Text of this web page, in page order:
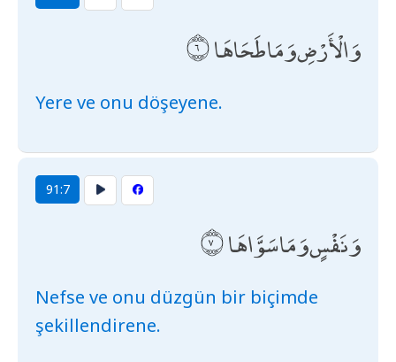
وَالْأَرْضِ وَمَا طَحَاهَا
Yere ve onu döşeyene.
91:7
وَنَفْسٍ وَمَا سَوَّاهَا
Nefse ve onu düzgün bir biçimde
şekillendirene.